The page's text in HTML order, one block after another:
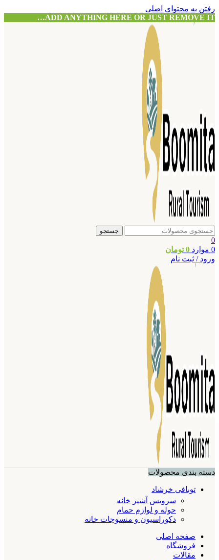
رفتن به محتوای اصلی
ADD ANYTHING HERE OR JUST REMOVE IT…
جستجو
0
0 موارد 0 تومان
ورود / ثبت نام
دسته بندی محصولات
توبافی خرشاد
سرویس آشپز خانه
حوله و لوازم حمام
دکوراسیون و منسوجات خانه
صفحه اصلی
فروشگاه
مقالات